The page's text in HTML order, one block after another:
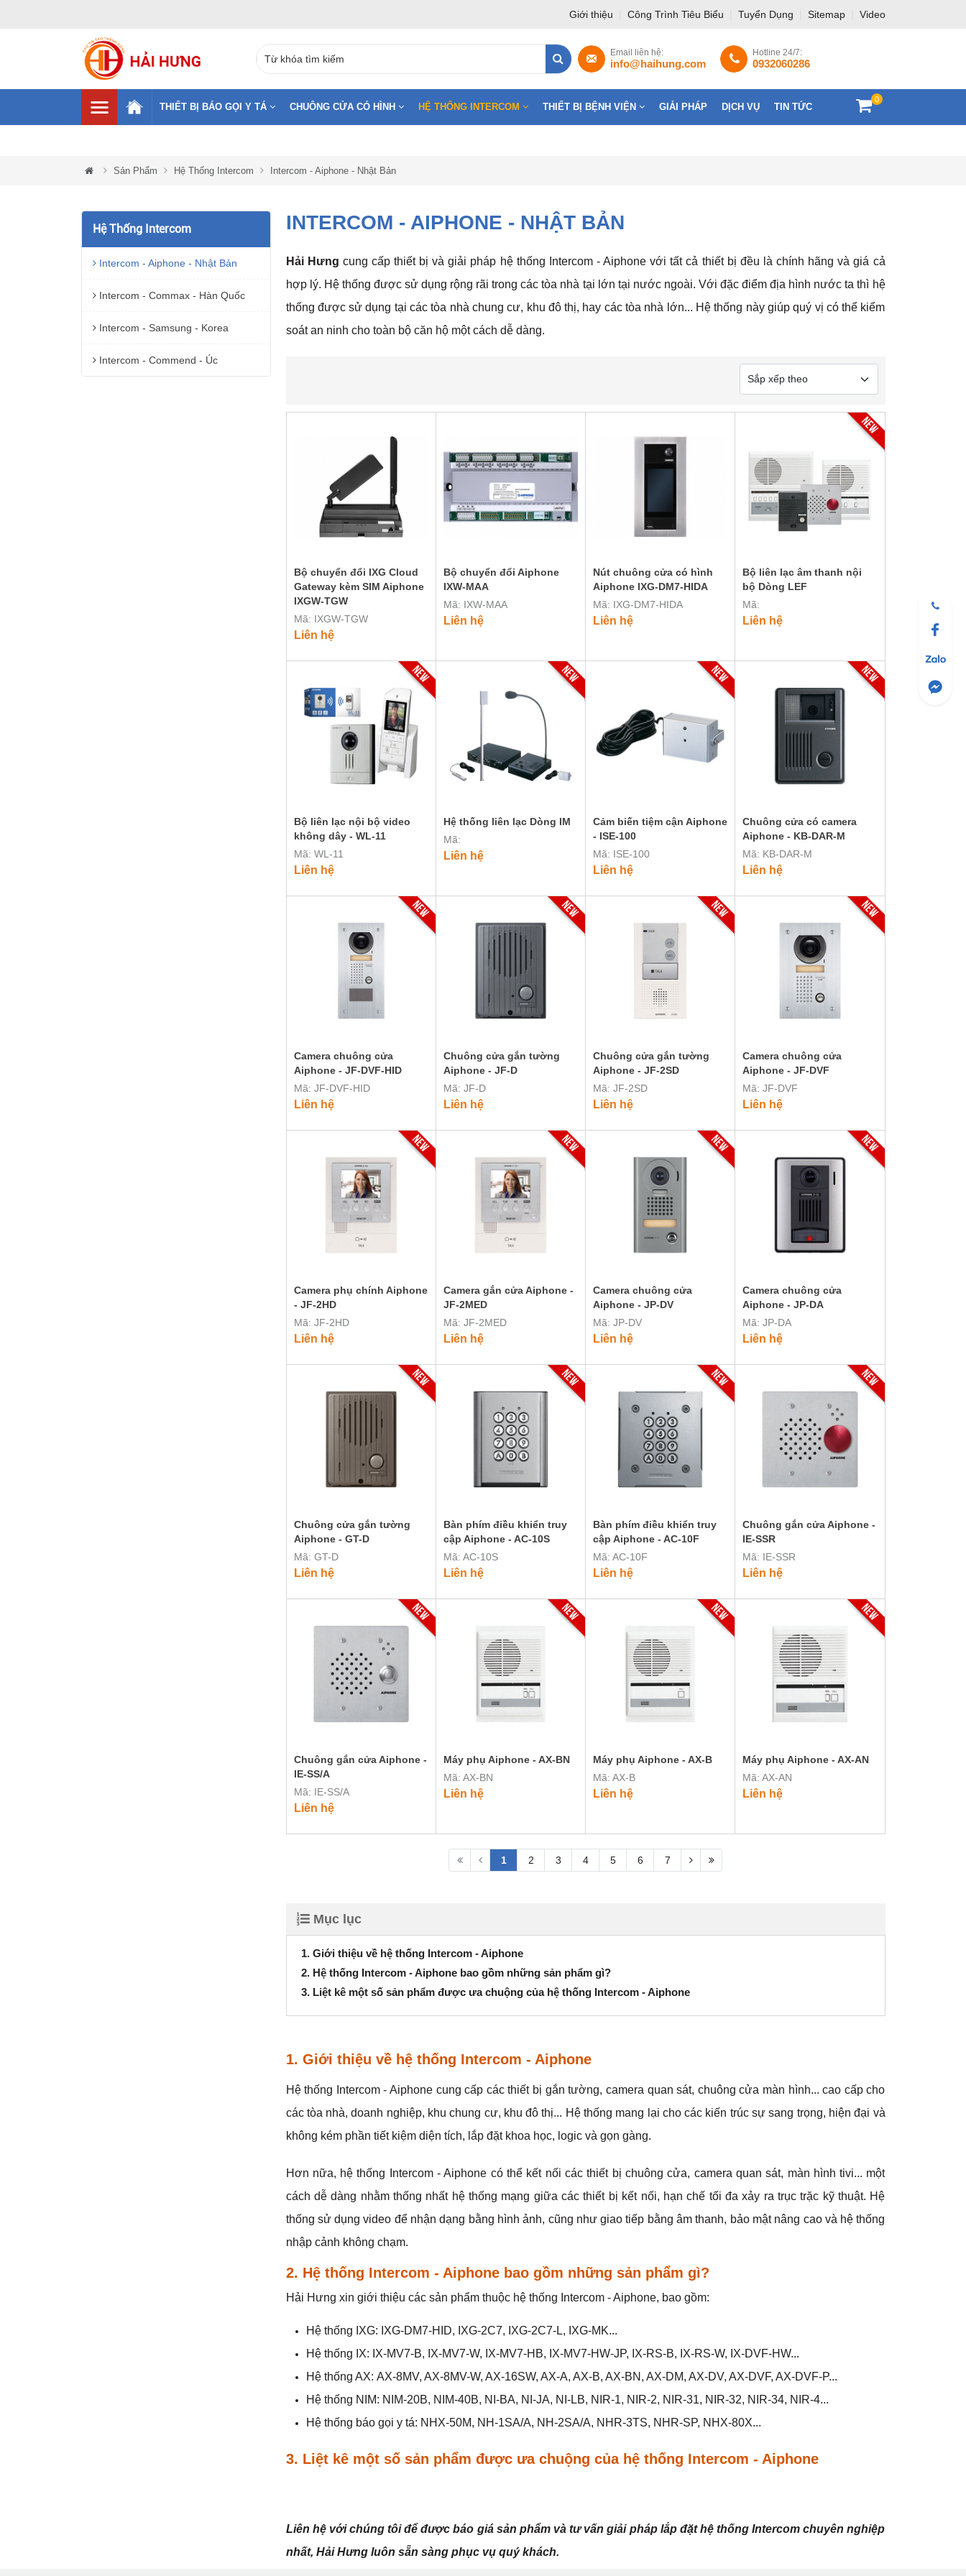
Giới thiệu Công Trình Tiêu Biểu Tuyển Dụng Sitemap Video
Hotline 24/7:
0932060286
Email liên hệ:
info@haihung.com
0
THIẾT BỊ BÁO GỌI Y TÁ CHUÔNG CỬA CÓ HÌNH HỆ THỐNG INTERCOM THIẾT BỊ BỆNH VIỆN GIẢI PHÁP DỊCH VỤ TIN TỨC
Sản Phẩm Hệ Thống Intercom Intercom - Aiphone - Nhật Bản
Hệ Thống Intercom
Intercom - Aiphone - Nhật Bản
Intercom - Commax - Hàn Quốc
Intercom - Samsung - Korea
Intercom - Commend - Úc
INTERCOM - AIPHONE - NHẬT BẢN
Hải Hưng cung cấp thiết bị và giải pháp hệ thống Intercom - Aiphone với tất cả thiết bị đều là chính hãng và giá cả
hợp lý. Hệ thống được sử dụng rộng rãi trong các tòa nhà tại lớn tại nước ngoài. Với đặc điểm địa hình nước ta thì hệ
thống được sử dụng tại các tòa nhà chung cư, khu đô thị, hay các tòa nhà lớn... Hệ thống này giúp quý vị có thể kiểm
soát an ninh cho toàn bộ căn hộ một cách dễ dàng.
Bộ chuyển đổi IXG Cloud
Gateway kèm SIM Aiphone
IXGW-TGW
Mã: IXGW-TGW
Liên hệ
Bộ chuyển đổi Aiphone
IXW-MAA
Mã: IXW-MAA
Liên hệ
Nút chuông cửa có hình
Aiphone IXG-DM7-HIDA
Mã: IXG-DM7-HIDA
Liên hệ
Bộ liên lạc âm thanh nội
bộ Dòng LEF
Mã:
Liên hệ
​​​​​​​Bộ liên lạc nội bộ video
không dây - WL-11
Mã: WL-11
Liên hệ
Hệ thống liên lạc Dòng IM
Mã:
Liên hệ
Cảm biến tiệm cận Aiphone
- ISE-100
Mã: ISE-100
Liên hệ
Chuông cửa có camera
Aiphone - KB-DAR-M
Mã: KB-DAR-M
Liên hệ
Camera chuông cửa
Aiphone - JF-DVF-HID
Mã: JF-DVF-HID
Liên hệ
Chuông cửa gắn tường
Aiphone - JF-D
Mã: JF-D
Liên hệ
Chuông cửa gắn tường
Aiphone - JF-2SD
Mã: JF-2SD
Liên hệ
Camera chuông cửa
Aiphone - JF-DVF
Mã: JF-DVF
Liên hệ
Camera phụ chính Aiphone
- JF-2HD
Mã: JF-2HD
Liên hệ
Camera gắn cửa Aiphone -
JF-2MED
Mã: JF-2MED
Liên hệ
Camera chuông cửa
Aiphone - JP-DV
Mã: JP-DV
Liên hệ
Camera chuông cửa
Aiphone - JP-DA
Mã: JP-DA
Liên hệ
Chuông cửa gắn tường
Aiphone - GT-D
Mã: GT-D
Liên hệ
Bàn phím điều khiển truy
cập Aiphone - AC-10S
Mã: AC-10S
Liên hệ
Bàn phím điều khiển truy
cập Aiphone - AC-10F
Mã: AC-10F
Liên hệ
Chuông gắn cửa Aiphone -
IE-SSR
Mã: IE-SSR
Liên hệ
Chuông gắn cửa Aiphone -
IE-SS/A
Mã: IE-SS/A
Liên hệ
Máy phụ Aiphone - AX-BN
Mã: AX-BN
Liên hệ
Máy phụ Aiphone - AX-B
Mã: AX-B
Liên hệ
Máy phụ Aiphone - AX-AN
Mã: AX-AN
Liên hệ
1 2 3 4 5 6 7
Mục lục
1. Giới thiệu về hệ thống Intercom - Aiphone
2. Hệ thống Intercom - Aiphone bao gồm những sản phẩm gì?
3. Liệt kê một số sản phẩm được ưa chuộng của hệ thống Intercom - Aiphone
1. Giới thiệu về hệ thống Intercom - Aiphone
Hệ thống Intercom - Aiphone cung cấp các thiết bị gắn tường, camera quan sát, chuông cửa màn hình... cao cấp cho
các tòa nhà, doanh nghiệp, khu chung cư, khu đô thị... Hệ thống mang lại cho các kiến trúc sự sang trọng, hiện đại và
không kém phần tiết kiệm diện tích, lắp đặt khoa học, logic và gọn gàng.
Hơn nữa, hệ thống Intercom - Aiphone có thể kết nối các thiết bị chuông cửa, camera quan sát, màn hình tivi... một
cách dễ dàng nhằm thống nhất hệ thống mạng giữa các thiết bị kết nối, hạn chế tối đa xảy ra trục trặc kỹ thuật. Hệ
thống sử dụng video để nhận dạng bằng hình ảnh, cũng như giao tiếp bằng âm thanh, bảo mật nâng cao và hệ thống
nhập cảnh không chạm.
2. Hệ thống Intercom - Aiphone bao gồm những sản phẩm gì?
Hải Hưng xin giới thiệu các sản phẩm thuộc hệ thống Intercom - Aiphone, bao gồm:
Hệ thống IXG: IXG-DM7-HID, IXG-2C7, IXG-2C7-L, IXG-MK...
Hệ thống IX: IX-MV7-B, IX-MV7-W, IX-MV7-HB, IX-MV7-HW-JP, IX-RS-B, IX-RS-W, IX-DVF-HW...
Hệ thống AX: AX-8MV, AX-8MV-W, AX-16SW, AX-A, AX-B, AX-BN, AX-DM, AX-DV, AX-DVF, AX-DVF-P...
Hệ thống NIM: NIM-20B, NIM-40B, NI-BA, NI-JA, NI-LB, NIR-1, NIR-2, NIR-31, NIR-32, NIR-34, NIR-4...
Hệ thống báo gọi y tá: NHX-50M, NH-1SA/A, NH-2SA/A, NHR-3TS, NHR-SP, NHX-80X...
3. Liệt kê một số sản phẩm được ưa chuộng của hệ thống Intercom - Aiphone
Liên hệ với chúng tôi để được báo giá sản phẩm và tư vấn giải pháp lắp đặt hệ thống Intercom chuyên nghiệp
nhất, Hải Hưng luôn sẵn sàng phục vụ quý khách.